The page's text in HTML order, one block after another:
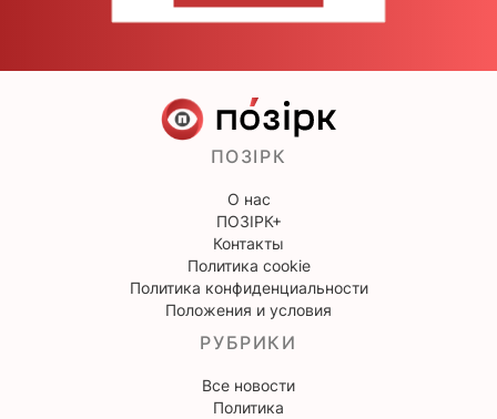
ПОЗІРК
О нас
ПОЗІРК+
Контакты
Политика cookie
Политика конфиденциальности
Положения и условия
РУБРИКИ
Все новости
Политика